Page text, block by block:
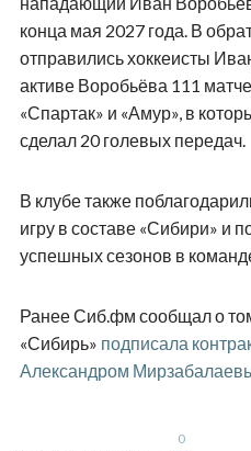
конца мая 2027 года. В
отправились хоккеисты
активе Воробьёва 111
«Спартак» и «Амур», в
сделал 20 голевых передач.
В клубе также
игру в составе «Сибири» и
успешных сезонов в
Ранее Сиб.фм сообщал о
«Сибирь» подписала
Александром
0